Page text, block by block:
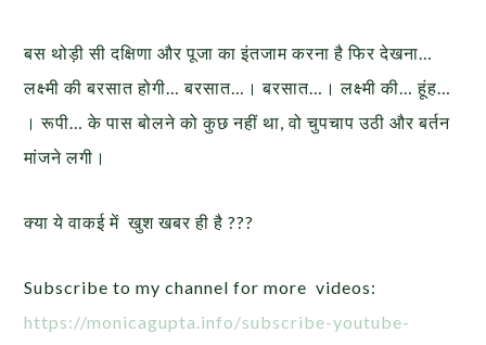
बस थोड़ी सी दक्षिणा और पूजा का इंतजाम करना है फिर देखना…
लक्ष्मी की बरसात होगी… बरसात…। बरसात…। लक्ष्मी की… हूंह…
। रूपी… के पास बोलने को कुछ नहीं था, वो चुपचाप उठी और बर्तन
मांजने लगी।
क्या ये वाकई में खुश खबर ही है ???
Subscribe to my channel for more videos:
https://monicagupta.info/subscribe-youtube-